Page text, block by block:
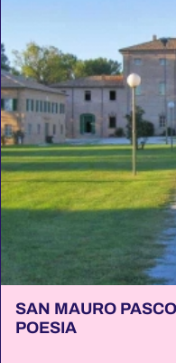
SAN MAURO
POESIA